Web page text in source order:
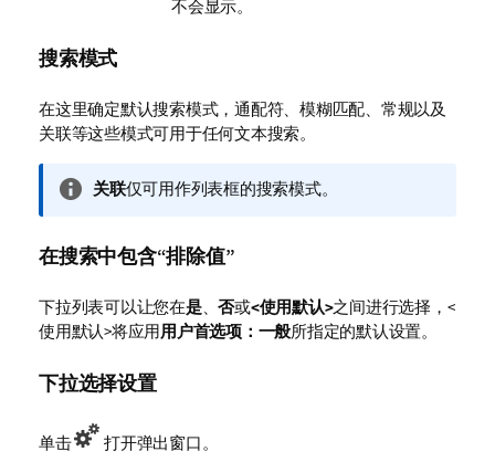
不会显示。
搜索模式
在这里确定默认搜索模式， 通配符、 模糊匹配 常规以及
关联等这些模式可用于任何文本搜索。
信
释
关联仅可用作列表框的搜索模式。
在搜索中包含“排除值”
下拉列表可以让您在是、否或<使用默认>之间进行选择，<
使用默认>将应用用户首选项：一般所指定的默认设置。
下拉选择设置
单击 打开弹出窗口。